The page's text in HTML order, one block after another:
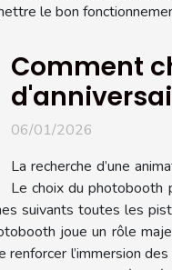
le bon
Comment
06/01/2026
La recherche d’une
Le choix du photobooth
suivants toutes les
joue un rôle
renforcer l’immersion